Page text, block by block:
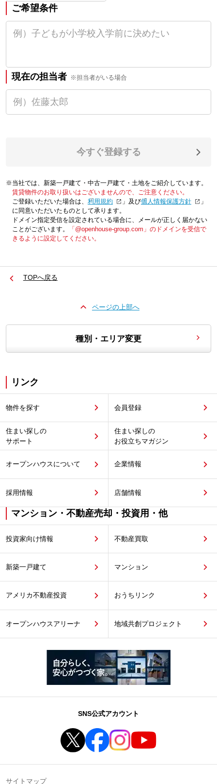
ご希望条件
現在の担当者 ※担当者がいる場合
今すぐ登録する
※当社では、新築一戸建て・中古一戸建て・土地をご紹介しています。
賃貸物件のお取り扱いはございませんので、ご注意ください。
ご登録いただいた場合は、「利用規約 」及び「個人情報保護方針
」
に同意いただいたものとして承ります。
ドメイン指定受信を設定されている場合に、メールが正しく届かない
ことがございます。
「@openhouse-group.com」のドメインを受信で
きるように設定してください。
TOPへ戻る
ページの上部へ
種別・エリア変更
リンク
物件を探す 会員登録
住まい探しの
サポート
住まい探しの
お役立ちマガジン
オープンハウスについて 企業情報
採用情報 店舗情報
マンション・不動産売却・投資用・他
投資家向け情報 不動産買取
新築一戸建て マンション
アメリカ不動産投資 おうちリンク
オープンハウスアリーナ 地域共創プロジェクト
SNS公式アカウント
サイトマップ